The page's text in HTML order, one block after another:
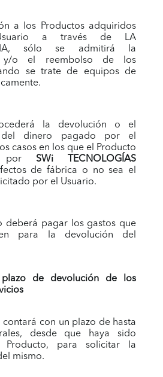
a los Productos adquiridos
a través de LA
sólo se admitirá la
y/o el reembolso de los
se trate de equipos de
la devolución o el
del dinero pagado por el
casos en los que el Producto
por SWi TECNOLOGÍAS
de fábrica o no sea el
por el Usuario.
deberá pagar los gastos que
para la devolución del
de devolución de los
contará con un plazo de hasta
desde que haya sido
Producto, para solicitar la
mismo.